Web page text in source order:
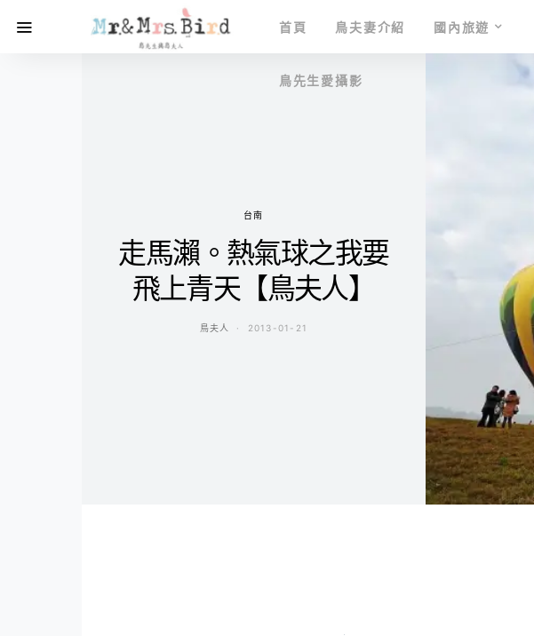
首頁 鳥夫妻介紹 國內旅遊
鳥先生愛攝影
台南
走馬瀨。熱氣球之我要
飛上青天【鳥夫人】
鳥夫人 2013-01-21